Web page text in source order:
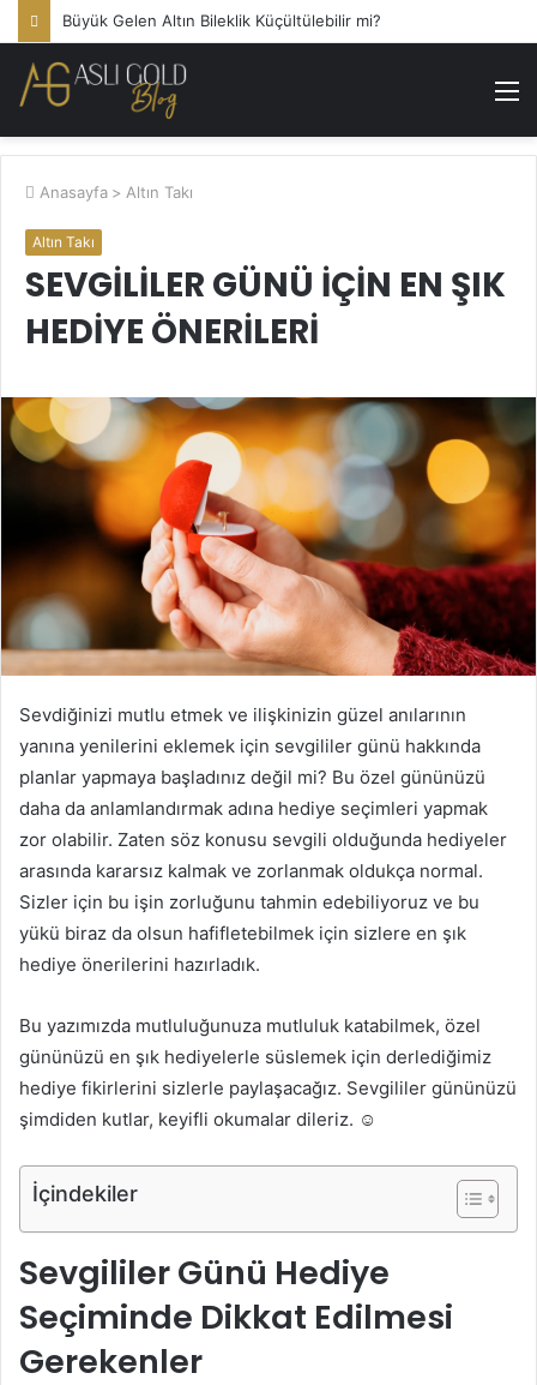
Büyük Gelen Altın Bileklik Küçültülebilir mi?
Anasayfa > Altın Takı
Altın Takı
SEVGILILER GÜNÜ İÇIN EN ŞIK
HEDIYE ÖNERILERI
Sevdiğinizi mutlu etmek ve ilişkinizin güzel anılarının
yanına yenilerini eklemek için sevgililer günü hakkında
planlar yapmaya başladınız değil mi? Bu özel gününüzü
daha da anlamlandırmak adına hediye seçimleri yapmak
zor olabilir. Zaten söz konusu sevgili olduğunda hediyeler
arasında kararsız kalmak ve zorlanmak oldukça normal.
Sizler için bu işin zorluğunu tahmin edebiliyoruz ve bu
yükü biraz da olsun hafifletebilmek için sizlere en şık
hediye önerilerini hazırladık.
Bu yazımızda mutluluğunuza mutluluk katabilmek, özel
gününüzü en şık hediyelerle süslemek için derlediğimiz
hediye fikirlerini sizlerle paylaşacağız. Sevgililer gününüzü
şimdiden kutlar, keyifli okumalar dileriz. ☺
İçindekiler
Sevgililer Günü Hediye
Seçiminde Dikkat Edilmesi
Gerekenler